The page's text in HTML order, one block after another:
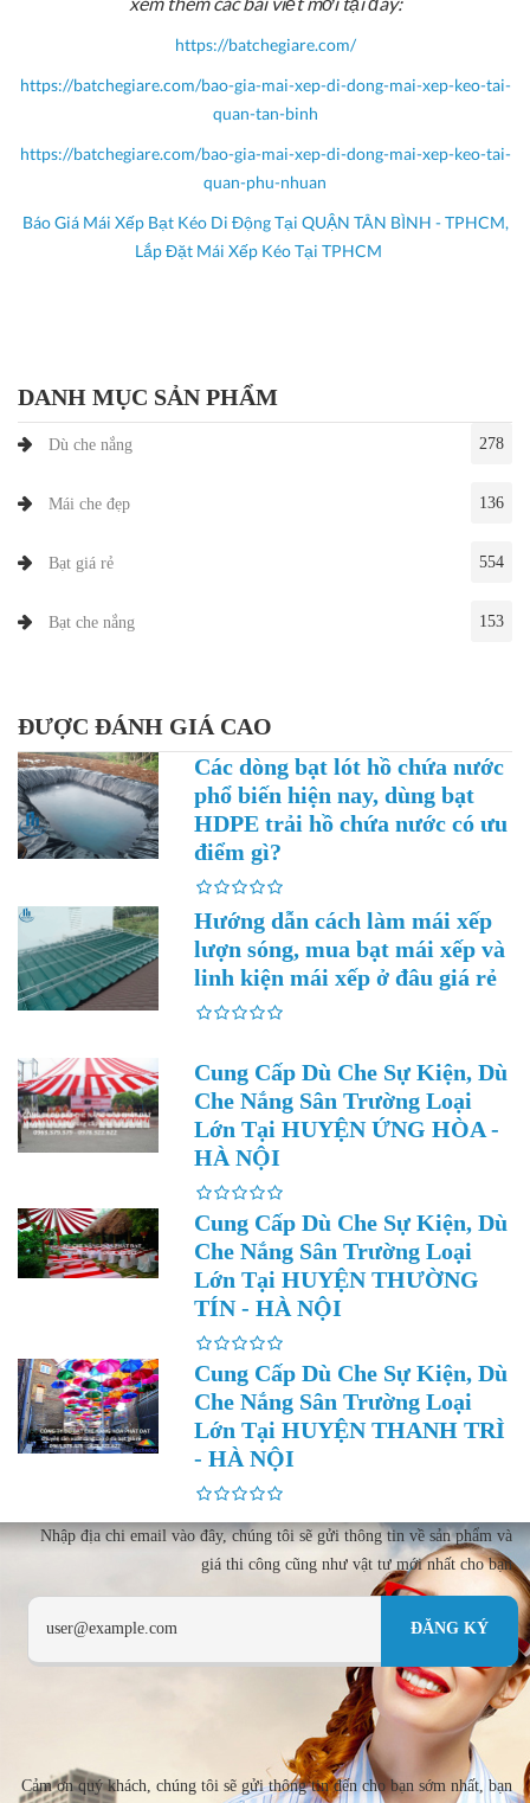
https://batchegiare.com/
https://batchegiare.com/bao-gia-mai-xep-di-dong-mai-xep-keo-tai-
quan-tan-binh
https://batchegiare.com/bao-gia-mai-xep-di-dong-mai-xep-keo-tai-
quan-phu-nhuan
Báo Giá Mái Xếp Bạt Kéo Di Động Tại QUẬN TÂN BÌNH - TPHCM,
Lắp Đặt Mái Xếp Kéo Tại TPHCM
DANH MỤC SẢN PHẨM
Dù che nắng 278
Mái che đẹp 136
Bạt giá rẻ 554
Bạt che nắng 153
ĐƯỢC ĐÁNH GIÁ CAO
Các dòng bạt lót hồ chứa nước
phổ biến hiện nay, dùng bạt
HDPE trải hồ chứa nước có ưu
điểm gì?
Hướng dẫn cách làm mái xếp
lượn sóng, mua bạt mái xếp và
linh kiện mái xếp ở đâu giá rẻ
Cung Cấp Dù Che Sự Kiện, Dù
Che Nắng Sân Trường Loại
Lớn Tại HUYỆN ỨNG HÒA -
HÀ NỘI
Cung Cấp Dù Che Sự Kiện, Dù
Che Nắng Sân Trường Loại
Lớn Tại HUYỆN THƯỜNG
TÍN - HÀ NỘI
Cung Cấp Dù Che Sự Kiện, Dù
Che Nắng Sân Trường Loại
Lớn Tại HUYỆN THANH TRÌ
- HÀ NỘI
Nhập địa chi email vào đây, chúng tôi sẽ gửi thông tin về sản phẩm và
giá thi công cũng như vật tư mới nhất cho bạn
Cảm ơn quý khách, chúng tôi sẽ gửi thông tin đến cho bạn sớm nhất, bạn